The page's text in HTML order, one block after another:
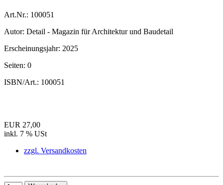
Art.Nr.: 100051
Autor: Detail - Magazin für Architektur und Baudetail
Erscheinungsjahr: 2025
Seiten: 0
ISBN/Art.: 100051
EUR 27,00
inkl. 7 % USt
zzgl. Versandkosten